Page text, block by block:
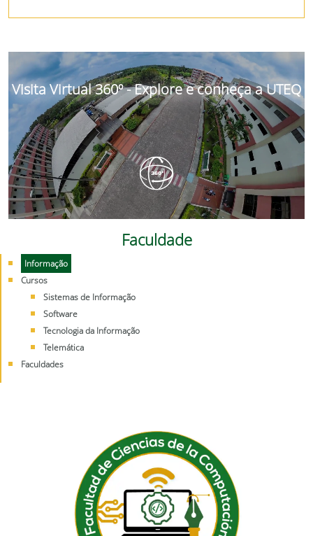
Visita Virtual 360º - Explore e conheça a UTEQ
Faculdade
Informação
Cursos
Sistemas de Informação
Software
Tecnologia da Informação
Telemática
Faculdades